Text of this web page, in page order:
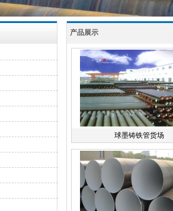
产品展示
球墨铸铁管货场